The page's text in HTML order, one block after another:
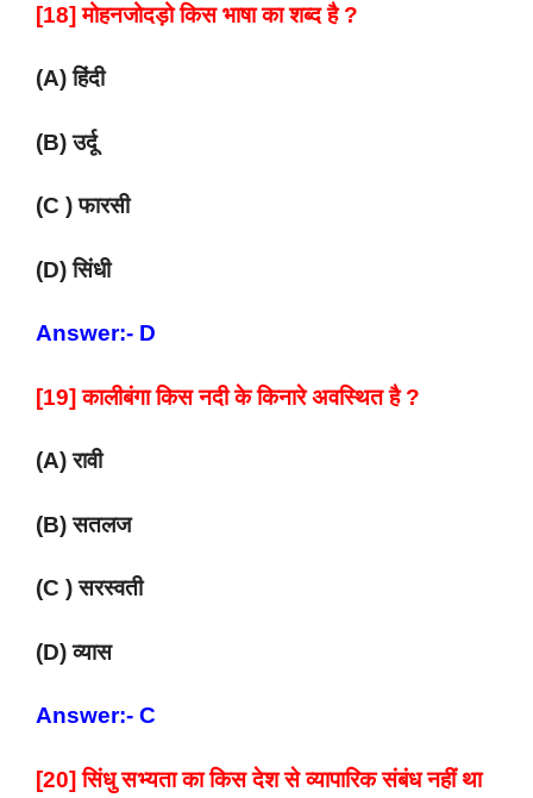
[18] मोहनजोदड़ो किस भाषा का शब्द है ?
(A) हिंदी
(B) उर्दू
(C ) फारसी
(D) सिंधी
Answer:- D
[19] कालीबंगा किस नदी के किनारे अवस्थित है ?
(A) रावी
(B) सतलज
(C ) सरस्वती
(D) व्यास
Answer:- C
[20] सिंधु सभ्यता का किस देश से व्यापारिक संबंध नहीं था